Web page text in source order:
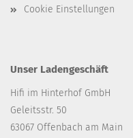
Cookie Einstellungen
Unser Ladengeschäft
Hifi im Hinterhof GmbH
Geleitsstr. 50
63067 Offenbach am Main